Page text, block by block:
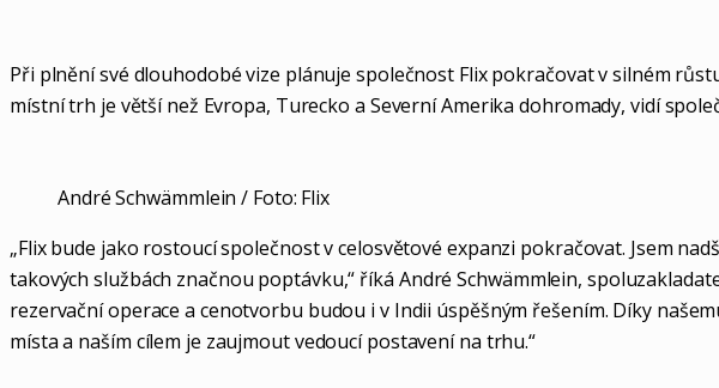
Při plnění své dlouhodobé vize plánuje společnost Flix pokračovat v silném
místní trh je větší než Evropa, Turecko a Severní Amerika dohromady, vidí
André Schwämmlein / Foto: Flix
„Flix bude jako rostoucí společnost v celosvětové expanzi pokračovat. Jsem
takových službách značnou poptávku,“ říká André Schwämmlein,
rezervační operace a cenotvorbu budou i v Indii úspěšným řešením. Díky
místa a naším cílem je zaujmout vedoucí postavení na trhu.“